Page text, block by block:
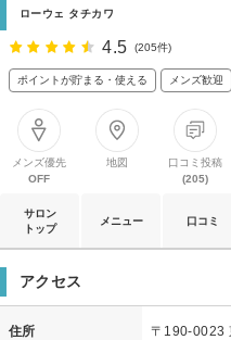
ローウェ タチカワ
4.5 (205件)
ポイントが貯まる・使える メンズ歓迎
メンズ優先
OFF
地図
口コミ投稿
(205)
サロン
トップ
メニュー 口コミ
アクセス
住所
〒190-0023